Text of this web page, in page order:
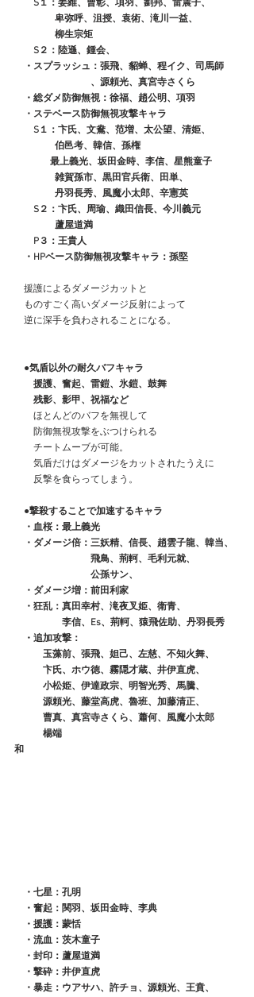
S１：姜維、曹彰、項羽、劉邦、雷震子、
卑弥呼、沮授、袁術、滝川一益、
柳生宗矩
S２：陸遜、鍾会、
・スプラッシュ：張飛、貂蝉、程イク、司馬師
、源頼光、真宮寺さくら
・総ダメ防御無視：徐福、趙公明、項羽
・ステベース防御無視攻撃キャラ
S１：卞氏、文鴦、范増、太公望、清姫、
伯邑考、韓信、孫権
最上義光、坂田金時、李信、星熊童子
雑賀孫市、黒田官兵衛、田単、
丹羽長秀、風魔小太郎、辛憲英
S２：卞氏、周瑜、織田信長、今川義元
蘆屋道満
P３：王貴人
・HPベース防御無視攻撃キャラ：孫堅
援護によるダメージカットと
ものすごく高いダメージ反射によって
逆に深手を負わされることになる。
●気盾以外の耐久バフキャラ
援護、奮起、雷鎧、氷鎧、鼓舞
残影、影甲、祝福など
ほとんどのバフを無視して
防御無視攻撃をぶつけられる
チートムーブが可能。
気盾だけはダメージをカットされたうえに
反撃を食らってしまう。
●撃殺することで加速するキャラ
・血桜：最上義光
・ダメージ倍：三妖精、信長、趙雲子龍、韓当、
飛鳥、荊軻、毛利元就、
公孫サン、
・ダメージ増：前田利家
・狂乱：真田幸村、滝夜叉姫、衛青、
李信、Es、荊軻、猿飛佐助、丹羽長秀
・追加攻撃：
玉藻前、張飛、妲己、左慈、不知火舞、
卞氏、ホウ徳、霧隠才蔵、井伊直虎、
小松姫、伊達政宗、明智光秀、馬騰、
源頼光、藤堂高虎、魯班、加藤清正、
曹真、真宮寺さくら、蕭何、風魔小太郎
楊端
和
・七星：孔明
・奮起：関羽、坂田金時、李典
・援護：蒙恬
・流血：茨木童子
・封印：蘆屋道満
・撃砕：井伊直虎
・暴走：ウアサハ、許チョ、源頼光、王賁、